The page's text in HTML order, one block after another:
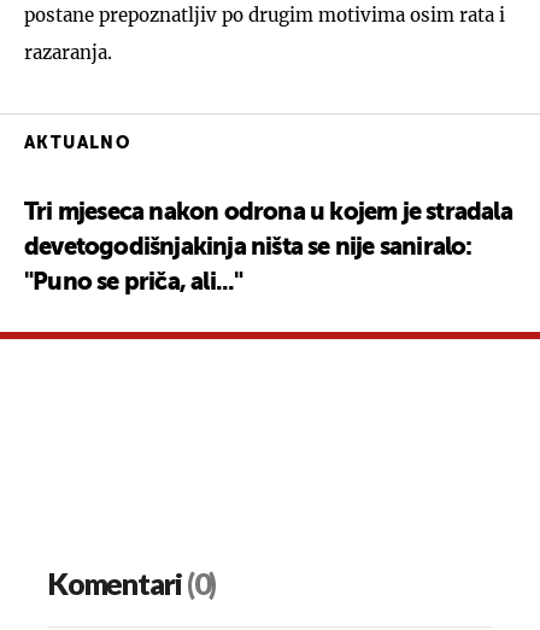
postane prepoznatljiv po drugim motivima osim rata i
razaranja.
AKTUALNO
Tri mjeseca nakon odrona u kojem je stradala
devetogodišnjakinja ništa se nije saniralo:
"Puno se priča, ali..."
Komentari(0)